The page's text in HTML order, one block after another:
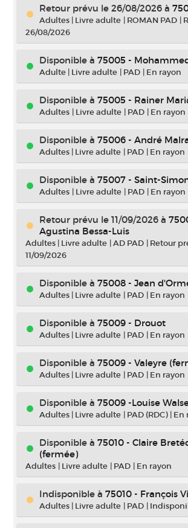
Retour prévu le 26/08/2026 à
Adultes | Livre adulte | ROMAN PAD |
26/08/2026
Disponible à 75005 -
Adulte | Livre adulte | PAD | En rayon
Disponible à 75005 - Rainer
Adultes | Livre adulte | PAD | En rayon
Disponible à 75006 - André
Adultes | Livre adulte | PAD | En rayon
Disponible à 75007 - Saint-
Adultes | Livre adulte | PAD | En rayon
Retour prévu le 11/09/2026 à
Agustina Bessa-Luis
Adultes | Livre adulte |AD PAD | Retour
11/09/2026
Disponible à 75008 - Jean
Adultes | Livre adulte | PAD | En rayon
Disponible à 75009 - Drouot
Adultes | Livre adulte | PAD | En rayon
Disponible à 75009 - Valeyre
Adultes | Livre adulte | PAD | En rayon
Disponible à 75009 -Louise
Adultes | Livre adulte | PAD (RDC) | En
Disponible à 75010 - Claire
(fermée)
Adultes | Livre adulte | PAD | En rayon
Indisponible à 75010 - François
Adultes | Livre adulte | PAD |